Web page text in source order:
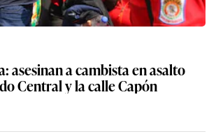
asesinan a cambista en asalto
Central y la calle Capón